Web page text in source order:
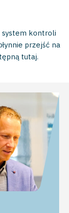
system kontroli
przejść na
tutaj.